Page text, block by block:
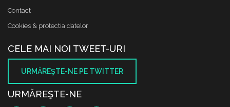
Contact
Cookies & protectia datelor
CELE MAI NOI TWEET-URI
URMĂREŞTE-NE PE TWITTER
URMĂREŞTE-NE